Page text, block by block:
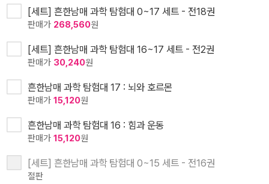
[세트] 흔한남매 과학 탐험대 0~17 세트 - 전18권
판매가 268,560원
[세트] 흔한남매 과학 탐험대 16~17 세트 - 전2권
판매가 30,240원
흔한남매 과학 탐험대 17 : 뇌와 호르몬
판매가 15,120원
흔한남매 과학 탐험대 16 : 힘과 운동
판매가 15,120원
[세트] 흔한남매 과학 탐험대 0~15 세트 - 전16권
절판